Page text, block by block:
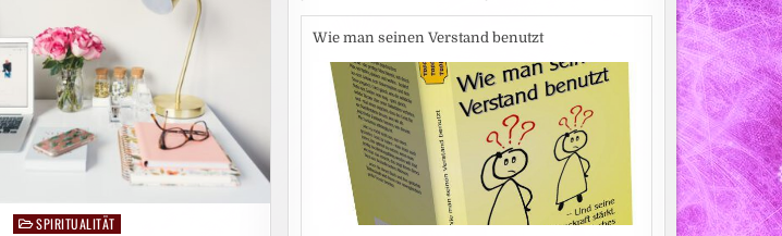
PostedSPIRITUALITÄT
Wie man seinen Verstand benutzt